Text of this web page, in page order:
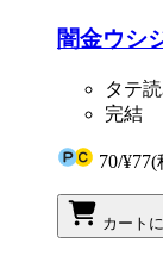
闇金ウシ
タテ
完結
70/¥77(
カート